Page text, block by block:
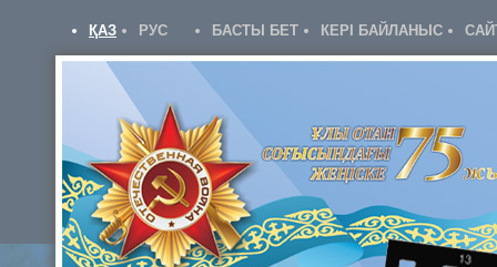
ҚАЗ РУС БАСТЫ БЕТ КЕРІ БАЙЛАНЫС